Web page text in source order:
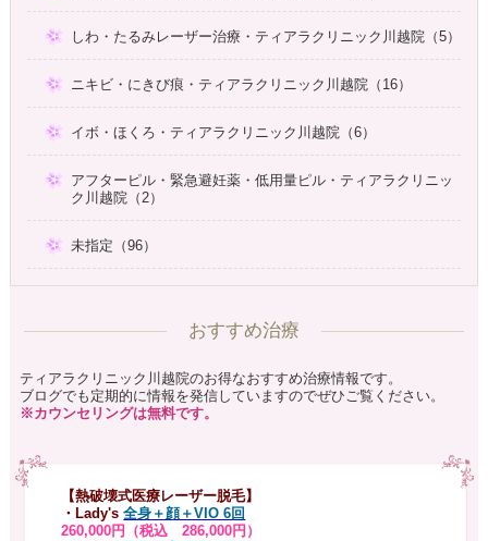
しわ・たるみレーザー治療・ティアラクリニック川越院（5）
ニキビ・にきび痕・ティアラクリニック川越院（16）
イボ・ほくろ・ティアラクリニック川越院（6）
アフターピル・緊急避妊薬・低用量ピル・ティアラクリニッ
ク川越院（2）
未指定（96）
おすすめ治療
ティアラクリニック川越院のお得なおすすめ治療情報です。
ブログでも定期的に情報を発信していますのでぜひご覧ください。
※カウンセリングは無料です。
【熱破壊式医療レーザー脱毛】
・Lady's 全身＋顔＋VIO 6回
260,000円（税込 286,000円）